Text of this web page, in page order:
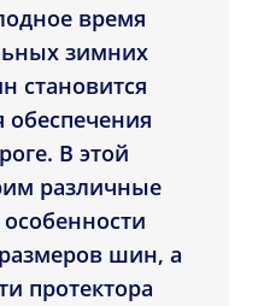
время
зимних
становится
В этой
различные
шин, а
протектора